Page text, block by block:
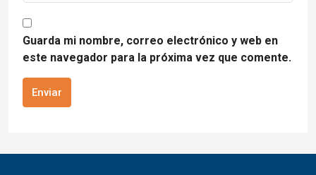
Guarda mi nombre, correo electrónico y web en
este navegador para la próxima vez que comente.
Enviar